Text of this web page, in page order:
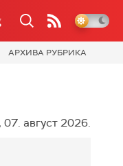
АРХИВА РУБРИКА
07. август 2026.